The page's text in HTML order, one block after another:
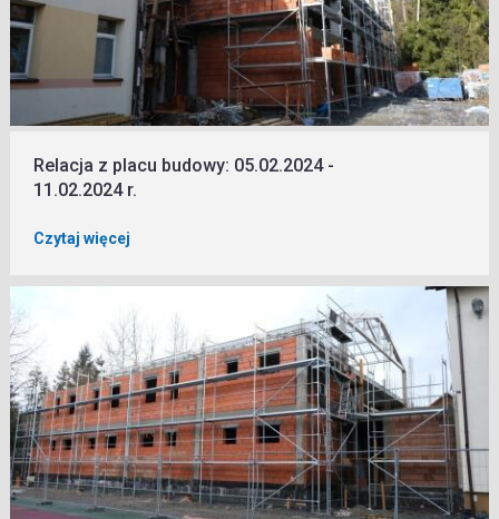
Relacja z placu budowy: 05.02.2024 -
11.02.2024 r.
Czytaj więcej